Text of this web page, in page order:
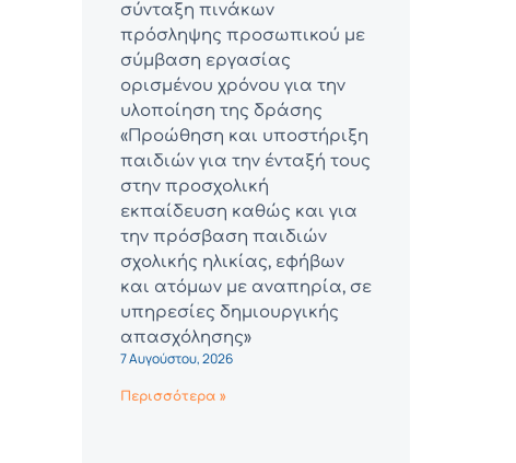
σύνταξη πινάκων
πρόσληψης προσωπικού με
σύμβαση εργασίας
ορισμένου χρόνου για την
υλοποίηση της δράσης
«Προώθηση και υποστήριξη
παιδιών για την ένταξή τους
στην προσχολική
εκπαίδευση καθώς και για
την πρόσβαση παιδιών
σχολικής ηλικίας, εφήβων
και ατόμων με αναπηρία, σε
υπηρεσίες δημιουργικής
απασχόλησης»
7 Αυγούστου, 2026
Περισσότερα »